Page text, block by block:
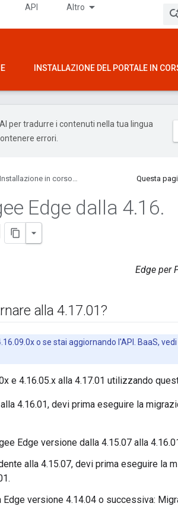
API Altro
INSTALLAZIONE DEL PORTALE IN
per tradurre i contenuti nella tua lingua
errori.
Installazione in corso… Questa
Edge dalla 4.16.
Edge per
alla 4.17.01?
o se stai aggiornando l'API. BaaS, vedi
e 4.16.05.x alla 4.17.01 utilizzando
4.16.01, devi prima eseguire la
Edge versione dalla 4.15.07 alla
alla 4.15.07, devi prima eseguire la
versione 4.14.04 o successiva: